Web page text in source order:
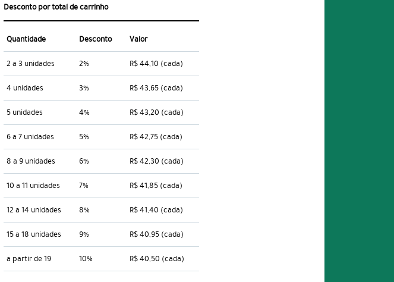
Desconto por total de carrinho
Quantidade Desconto Valor
2 a 3 unidades 2% R$ 44,10 (cada)
4 unidades 3% R$ 43,65 (cada)
5 unidades 4% R$ 43,20 (cada)
6 a 7 unidades 5% R$ 42,75 (cada)
8 a 9 unidades 6% R$ 42,30 (cada)
10 a 11 unidades 7% R$ 41,85 (cada)
12 a 14 unidades 8% R$ 41,40 (cada)
15 a 18 unidades 9% R$ 40,95 (cada)
a partir de 19 10% R$ 40,50 (cada)